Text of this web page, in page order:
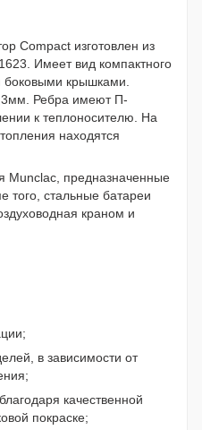
Compact изготовлен из
Имеет вид компактного
боковыми крышками.
Ребра имеют П-
к теплоносителю. На
находятся
Munclac, предназначенные
того, стальные батареи
краном и
в зависимости от
качественной
покраске;